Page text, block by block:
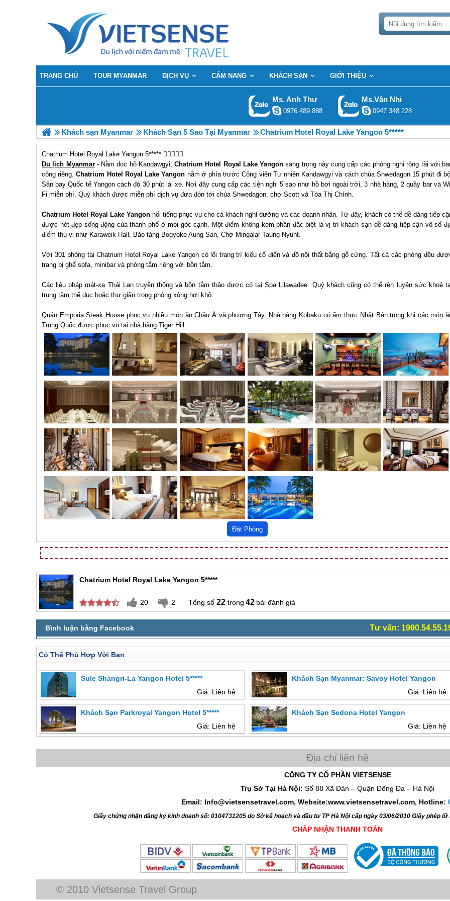
TRANG CHỦ TOUR MYANMAR DỊCH VỤ CẨM NANG KHÁCH SẠN GIỚI THIỆU
Ms. Anh Thư
0976 489 888
Ms.Vân Nhi
0947 348 228
Khách sạn Myanmar Khách Sạn 5 Sao Tại Myanmar Chatrium Hotel Royal Lake Yangon 5*****
Chatrium Hotel Royal Lake Yangon 5*****
Du lịch Myanmar- Nằm dọc hồ Kandawgyi, Chatrium Hotel Royal Lake Yangon sang trọng này cung cấp các phòng nghỉ rộng rãi với
công riêng.Chatrium Hotel Royal Lake Yangon nằm ở phía trước Công viên Tự nhiên Kandawgyi và cách chùa Shwedagon 15 phút đi
Sân bay Quốc tế Yangon cách đó 30 phút lái xe. Nơi đây cung cấp các tiện nghi 5 sao như hồ bơi ngoài trời, 3 nhà hàng, 2 quầy bar và
Fi miễn phí. Quý khách được miễn phí dịch vụ đưa đón tới chùa Shwedagon, chợ Scott và Tòa Thị Chính.
Chatrium Hotel Royal Lake Yangon nổi tiếng phục vụ cho cả khách nghỉ dưỡng và các doanh nhân. Từ đây, khách có thể dễ dàng tiếp
được nét đẹp sống động của thành phố ở mọi góc cạnh. Một điểm không kém phần đặc biệt là vị trí khách sạn dễ dàng tiệp cận vô số
điểm thú vị như Karaweik Hall, Bảo tàng Bogyoke Aung San, Chợ Mingalar Taung Nyunt.
Với 301 phòng tại Chatrium Hotel Royal Lake Yangon có lối trang trí kiểu cổ điển và đồ nội thất bằng gỗ cứng. Tất cả các phòng đều
trang bị ghế sofa, minibar và phòng tắm riêng với bồn tắm.
Các liệu pháp mát-xa Thái Lan truyền thống và bồn tắm thảo dược có tại Spa Lilawadee. Quý khách cũng có thể rèn luyện sức khoẻ
trung tâm thể dục hoặc thư giãn trong phòng xông hơi khô.
Quán Emporia Steak House phục vụ nhiều món ăn Châu Á và phương Tây. Nhà hàng Kohaku có ẩm thực Nhật Bản trong khi các món
Trung Quốc được phục vụ tại nhà hàng Tiger Hill.
Chatrium Hotel Royal Lake Yangon 5*****
20 2 22 42 bài đánh giá
Tư vấn:
Có Thể Phù Hợp Với Bạn
Sule Shangri-La Yangon Hotel 5*****
Giá: Liên hệ
Khách Sạn Myanmar: Savoy Hotel Yangon
Giá: Liên hệ
Khách Sạn Parkroyal Yangon Hotel 5*****
Giá: Liên hệ
Khách Sạn Sedona Hotel Yangon
Giá: Liên hệ
CÔNG TY CỔ PHẦN VIETSENSE
Trụ Sở Tại Hà Nội: Số 88 Xã Đàn – Quận Đống Đa – Hà Nội
Email: Info@vietsensetravel.com, Website:www.vietsensetravel.com, Hotline:
Giấy chứng nhận đăng ký kinh doanh số: 0104731205 do Sở kế hoạch và đầu tư TP Hà Nội cấp ngày 03/06/2010 Giấy phép lữ
CHẤP NHẬN THANH TOÁN
© 2010 Vietsense Travel Group